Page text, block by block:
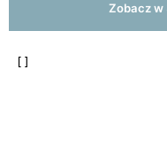
Zobacz w